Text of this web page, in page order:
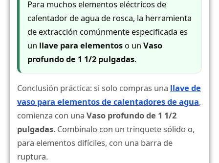
Para muchos elementos eléctricos de
calentador de agua de rosca, la herramienta
de extracción comúnmente especificada es
un llave para elementos o un Vaso
profundo de 1 1/2 pulgadas.
Conclusión práctica: si solo compras una llave de
vaso para elementos de calentadores de agua,
comienza con una Vaso profundo de 1 1/2
pulgadas. Combínalo con un trinquete sólido o,
para elementos difíciles, con una barra de
ruptura.